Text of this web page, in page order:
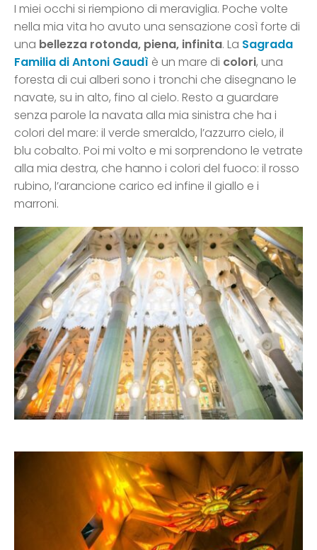
I miei occhi si riempiono di meraviglia. Poche volte
nella mia vita ho avuto una sensazione così forte di
una bellezza rotonda, piena, infinita. La Sagrada
Familia di Antoni Gaudì è un mare di colori, una
foresta di cui alberi sono i tronchi che disegnano le
navate, su in alto, fino al cielo. Resto a guardare
senza parole la navata alla mia sinistra che ha i
colori del mare: il verde smeraldo, l’azzurro cielo, il
blu cobalto. Poi mi volto e mi sorprendono le vetrate
alla mia destra, che hanno i colori del fuoco: il rosso
rubino, l’arancione carico ed infine il giallo e i
marroni.